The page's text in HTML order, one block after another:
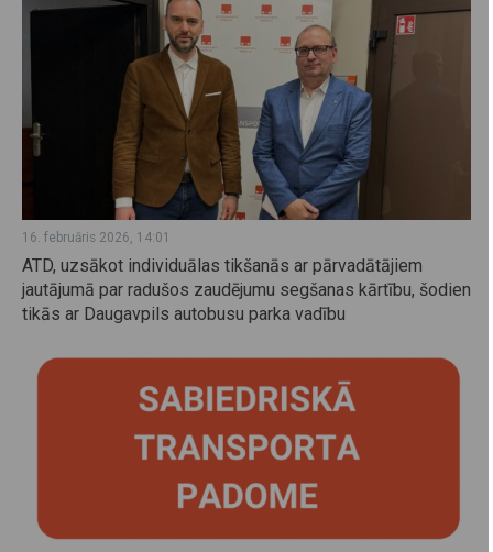
16. februāris 2026, 14:01
ATD, uzsākot individuālas tikšanās ar pārvadātājiem
jautājumā par radušos zaudējumu segšanas kārtību, šodien
tikās ar Daugavpils autobusu parka vadību